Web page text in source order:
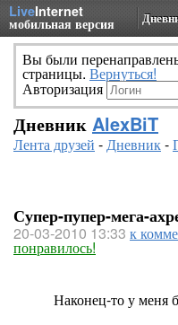
LiveInternet
мобильная версия
Вы были
страницы. Вернуться!
Авторизация
Дневник AlexBiT
Лента друзей -Дневник-
Супер-пупер-мега-
20-03-2010 13:33 к
понравилось!
Наконец-то у меня